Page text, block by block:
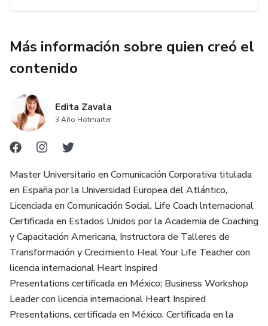
Más información sobre quien creó el
contenido
Edita Zavala
3 Año Hotmarter
Master Universitario en Comunicación Corporativa titulada
en España por la Universidad Europea del Atlántico,
Licenciada en Comunicación Social, Life Coach lnternacional
Certificada en Estados Unidos por la Academia de Coaching
y Capacitación Americana, Instructora de Talleres de
Transformación y Crecimiento Heal Your Life Teacher con
licencia internacional Heart Inspired
Presentations certificada en México; Business Workshop
Leader con licencia internacional Heart Inspired
Presentations, certificada en México. Certificada en la